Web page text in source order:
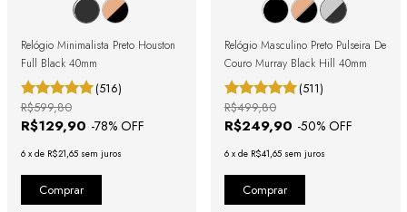
Relógio Minimalista Preto Houston
Full Black 40mm
(516)
R$129,90 -78% OFF
R$599,80
6 x de R$21,65 sem juros
Relógio Masculino Preto Pulseira De
Couro Murray Black Hill 40mm
(511)
R$249,90 -50% OFF
R$499,80
6 x de R$41,65 sem juros